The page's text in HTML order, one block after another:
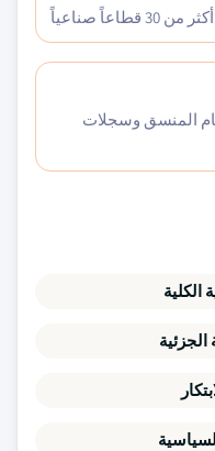
المنسق وسجلات
الكلية
الجزئية